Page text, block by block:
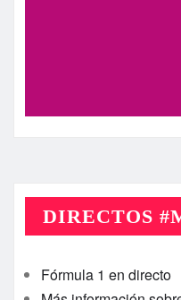
DIRECTOS
Fórmula 1 en directo